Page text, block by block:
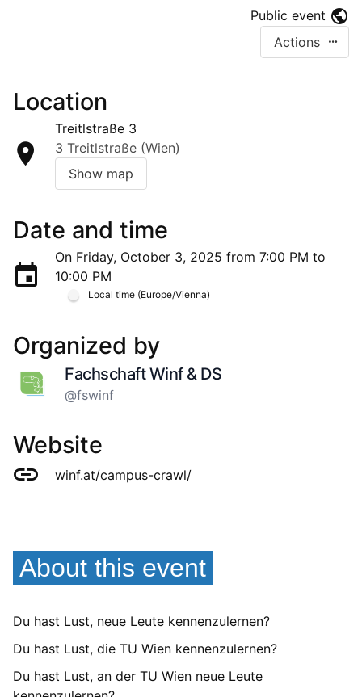
Public event
Actions
Location
Treitlstraße 3
3 Treitlstraße (Wien)
Show map
Date and time
On Friday, October 3, 2025 from 7:00 PM to
10:00 PM
Local time (Europe/Vienna)
Organized by
Fachschaft Winf & DS
@fswinf
Website
winf.at/campus-crawl/
About this event
Du hast Lust, neue Leute kennenzulernen?
Du hast Lust, die TU Wien kennenzulernen?
Du hast Lust, an der TU Wien neue Leute